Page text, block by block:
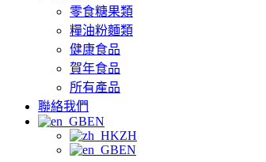
零食糖果類
糧油粉麵類
健康食品
賀年食品
所有產品
聯絡我們
EN
ZH
EN